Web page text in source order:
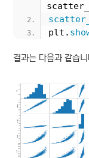
plt.
결과는 다음과 같습